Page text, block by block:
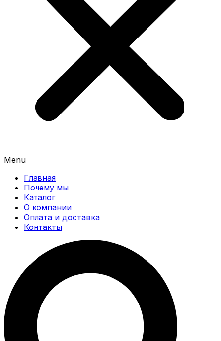
Menu
Главная
Почему мы
Каталог
О компании
Оплата и доставка
Контакты